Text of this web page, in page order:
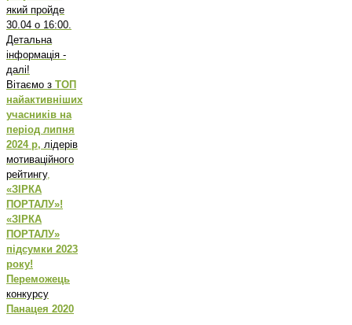
який пройде
30.04 о 16:00.
Детальна
інформація -
далі!
Вітаємо з ТОП
найактивніших
учасників на
період липня
2024 р, лідерів
мотиваційного
рейтингу,
«ЗІРКА
ПОРТАЛУ»!
«ЗІРКА
ПОРТАЛУ»
підсумки 2023
року!
Переможець
конкурсу
Панацея 2020